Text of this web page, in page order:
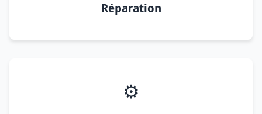
Réparation
⚙️